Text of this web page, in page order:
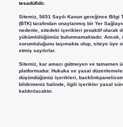
tesadüfidir.
Sitemiz, 5651 Sayılı Kanun gereğince
(BTK) tarafından onaylanmış bir Yer
nedenle, sitedeki içerikleri proaktif olarak
yükümlülüğümüz bulunmamaktadır.
sorumluluğunu taşımakta olup, siteye üye
etmiş sayılırlar.
Sitemiz, kar amacı gütmeyen ve tamamen
platformudur. Hukuka ve yasal
düşündüğünüz içerikleri,
bildirmeniz halinde, ilgili içerikler yasal
kaldırılacaktır.